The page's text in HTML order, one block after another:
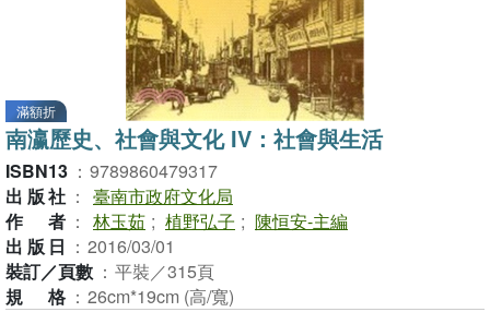
滿額折
南瀛歷史、社會與文化 IV：社會與生活
ISBN13 ： 9789860479317
出版社 ： 臺南市政府文化局
作者 ： 林玉茹 ; 植野弘子 ; 陳恒安-主編
出版日 ： 2016/03/01
裝訂／頁數 ： 平裝／315頁
規格 ： 26cm*19cm (高/寬)